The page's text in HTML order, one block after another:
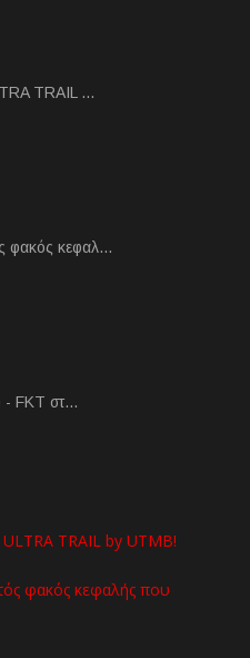
TRAIL …
φακός κεφαλ…
- FKT στ…